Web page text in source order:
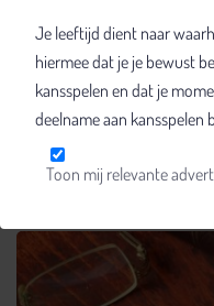
Je leeftijd dient naar
hiermee dat je je bewust
kansspelen en dat je
deelname aan kansspelen
Toon mij relevante
voorpagina gestaan. De
Absolute op de lange termijn.
Dit artikel was